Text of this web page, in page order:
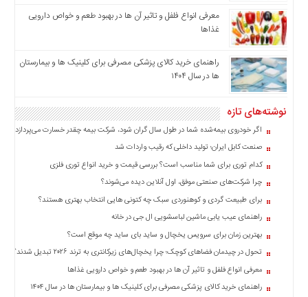
ایران
اخبار
المللی
اخبار
اقتصادی
اخبار
معرفی انواع فلفل و تاثیر آن ‌ها در بهبود طعم و خواص دارویی
غذاها
راهنمای خرید کالای پزشکی مصرفی برای کلینیک ها و بیمارستان
ها در سال ۱۴۰۴
نوشته‌های تازه
اگر خودروی بیمه‌شده شما در طول سال گران شود، شرکت بیمه چقدر خسارت می‌پردازد؟
صنعت کابل ایران؛ تولید داخلی که رقیب واردات شد
کدام توری برای شما مناسب است؟ بررسی قیمت و خرید انواع توری فلزی
چرا شرکت‌های صنعتی موفق، اول آنلاین دیده می‌شوند؟
برای طبیعت گردی و کوهنوردی سبک چه کتونی هایی انتخاب بهتری هستند؟
راهنمای عیب یابی ماشین لباسشویی ال جی در خانه
بهترین زمان برای سرویس یخچال و ساید بای ساید چه موقع است؟
تحول در چیدمان فضاهای کوچک؛ چرا یخچال‌های زیرکانتری به ترند ۲۰۲۶ تبدیل شدند؟
معرفی انواع فلفل و تاثیر آن ‌ها در بهبود طعم و خواص دارویی غذاها
راهنمای خرید کالای پزشکی مصرفی برای کلینیک ها و بیمارستان ها در سال ۱۴۰۴